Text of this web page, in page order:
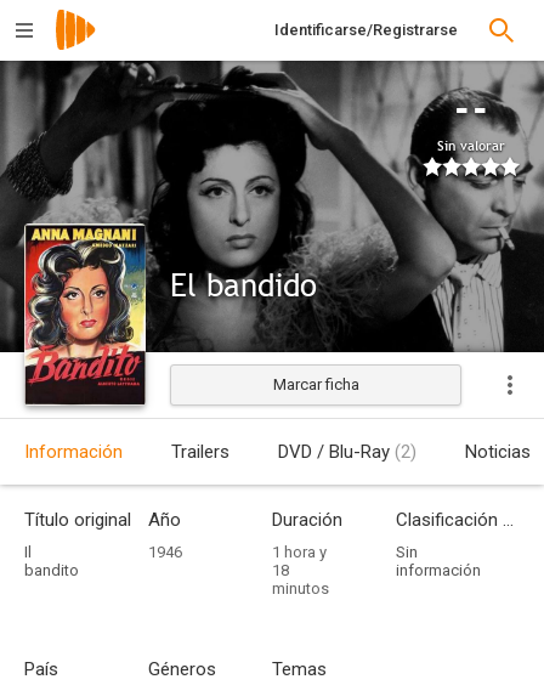
Identificarse/Registrarse
--
Sin valorar
El bandido
Estrenada
Marcar ficha
Información Trailers DVD / Blu-Ray (2) Noticias
Título original
Il
bandito
Año
1946
Duración
1 hora y
18
minutos
Clasificación por edades
Sin
información
País Géneros Temas